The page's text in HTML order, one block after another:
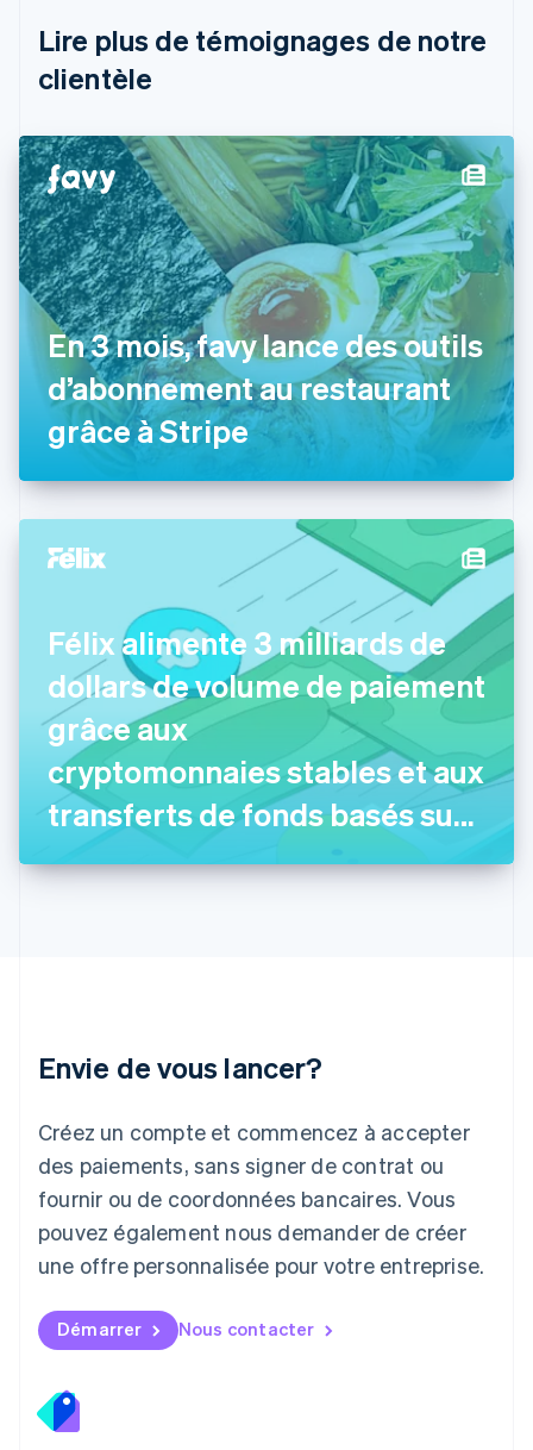
Lire plus de témoignages de notre
clientèle
En 3 mois, favy lance des outils
d’abonnement au restaurant
grâce à Stripe
Félix alimente 3 milliards de
dollars de volume de paiement
grâce aux
cryptomonnaies stables et aux
transferts de fonds basés sur
l’IA
Envie de vous lancer?
Créez un compte et commencez à accepter
des paiements, sans signer de contrat ou
fournir ou de coordonnées bancaires. Vous
pouvez également nous demander de créer
une offre personnalisée pour votre entreprise.
Démarrer Nous contacter
Bulgarie
English
Canada
Chine continentale
简体中文 English
Chypre
English
Croatie
EnglishItaliano
Danemark
English
Émirats arabes unis
English
Espagne
Español English
Estonie
États-Unis
English
France
Gibraltar
English
Grèce
English
Hongrie
English
Inde
English
Irlande
English
Italie
Lituanie
English
Français DeutschEnglish
Malaisie
English 简体中文
Malte
English
Mexique
EspañolEnglish
English
Nouvelle-Zélande
Pays-Bas
Nederlands